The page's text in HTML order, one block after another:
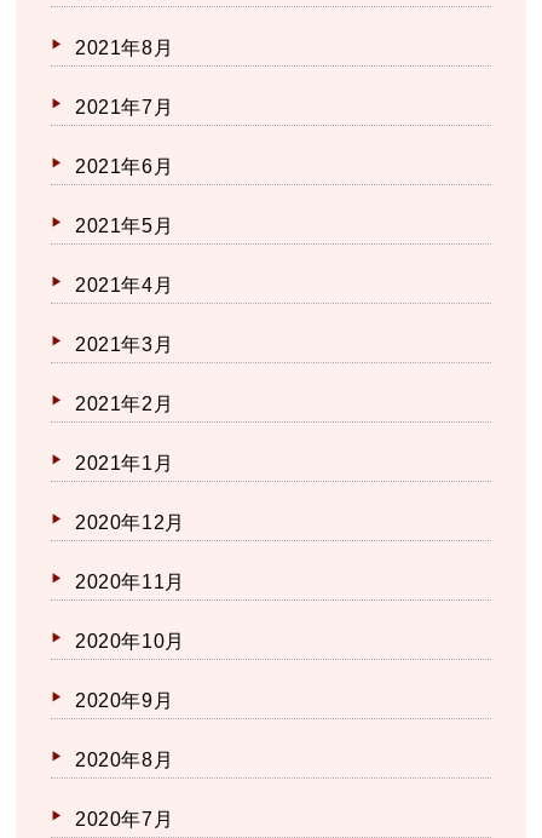
2021年8月
2021年7月
2021年6月
2021年5月
2021年4月
2021年3月
2021年2月
2021年1月
2020年12月
2020年11月
2020年10月
2020年9月
2020年8月
2020年7月